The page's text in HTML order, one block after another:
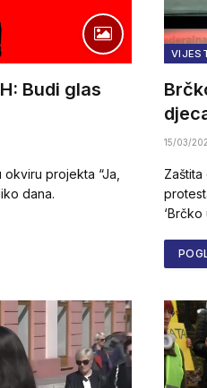
Budi glas
projekta “Ja,
dana.
15/03/
‘Brčko